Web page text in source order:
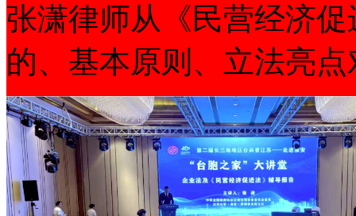
张潇律师从《民营经济
的、基本原则、立法亮